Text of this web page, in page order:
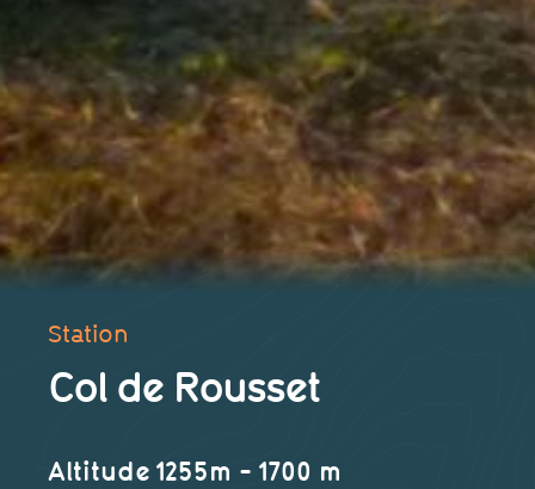
Station
Col de Rousset
Altitude 1255m - 1700 m